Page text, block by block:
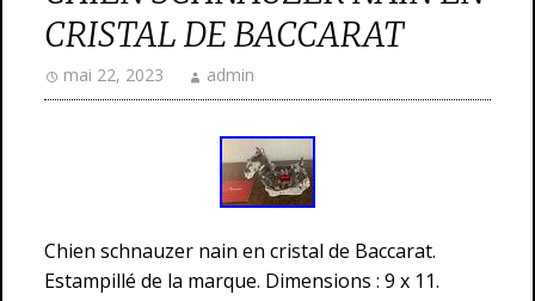
CRISTAL DE BACCARAT
mai 22, 2023 admin
Chien schnauzer nain en cristal de Baccarat.
Estampillé de la marque. Dimensions : 9 x 11.